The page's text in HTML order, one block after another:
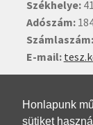
Honlapunk
sütiket
Székhelye:
Adószám:
Számlaszám:
E-mail: